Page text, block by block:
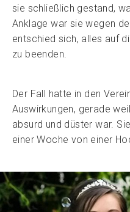
sie schließlich gestand,
Anklage war sie wegen
entschied sich, alles auf
zu beenden.
Der Fall hatte in den
Auswirkungen, gerade
absurd und düster war.
einer Woche von einer